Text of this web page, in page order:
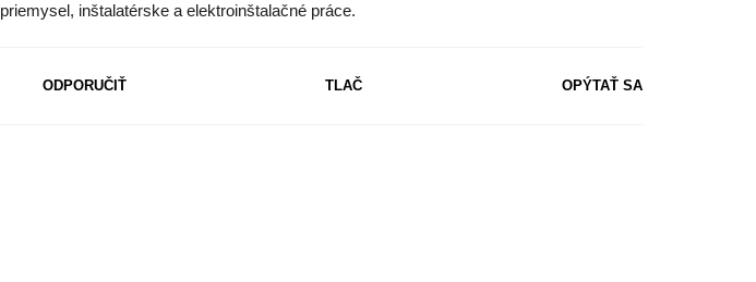
priemysel, inštalatérske a elektroinštalačné práce.
ODPORUČIŤ TLAČ OPÝTAŤ SA